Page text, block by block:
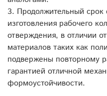
3. Продолжительный
изготовления рабочего
отверждения, в отличии
материалов таких как
подвержены повторному
гарантией отличной
формоустойчивости.